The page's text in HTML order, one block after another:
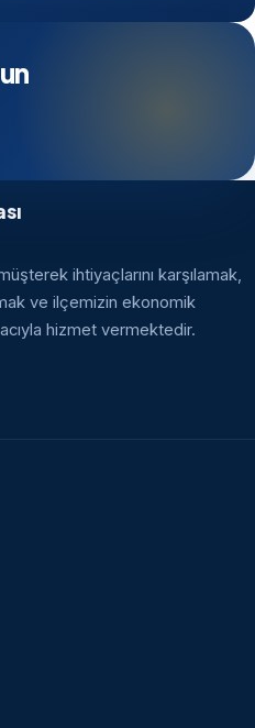
ihtiyaçlarını karşılamak,
ve ilçemizin ekonomik
hizmet vermektedir.